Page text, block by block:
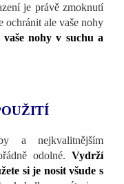
je právě zmoknutí
ochránit ale vaše nohy
nohy v suchu a
a nejkvalitnějším
odolné. Vydrží
si je nosit všude s